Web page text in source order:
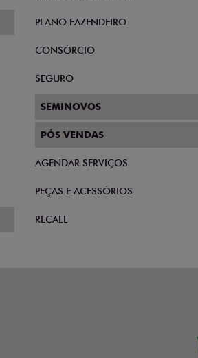
PLANO FAZENDEIRO
CONSÓRCIO
SEGURO
SEMINOVOS
PÓS VENDAS
AGENDAR SERVIÇOS
PEÇAS E ACESSÓRIOS
RECALL